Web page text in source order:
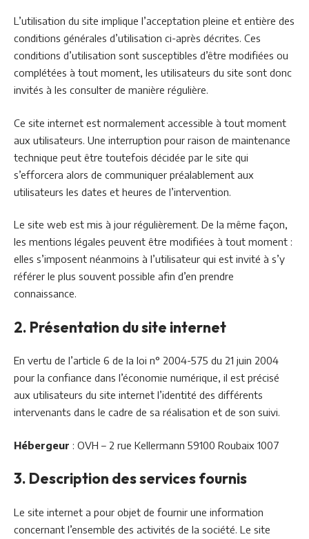
L’utilisation du site implique l’acceptation pleine et entière des
conditions générales d’utilisation ci-après décrites. Ces
conditions d’utilisation sont susceptibles d’être modifiées ou
complétées à tout moment, les utilisateurs du site sont donc
invités à les consulter de manière régulière.
Ce site internet est normalement accessible à tout moment
aux utilisateurs. Une interruption pour raison de maintenance
technique peut être toutefois décidée par le site qui
s’efforcera alors de communiquer préalablement aux
utilisateurs les dates et heures de l’intervention.
Le site web est mis à jour régulièrement. De la même façon,
les mentions légales peuvent être modifiées à tout moment :
elles s’imposent néanmoins à l’utilisateur qui est invité à s’y
référer le plus souvent possible afin d’en prendre
connaissance.
2. Présentation du site internet
En vertu de l’article 6 de la loi n° 2004-575 du 21 juin 2004
pour la confiance dans l’économie numérique, il est précisé
aux utilisateurs du site internet l’identité des différents
intervenants dans le cadre de sa réalisation et de son suivi.
Hébergeur : OVH – 2 rue Kellermann 59100 Roubaix 1007
3. Description des services fournis
Le site internet a pour objet de fournir une information
concernant l’ensemble des activités de la société. Le site